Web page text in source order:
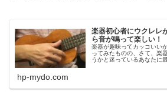
楽器初心者にウクレレ
ら音が鳴って楽しい！
楽器が趣味ってカッコいい
ってみたものの、さて、楽
うかと迷っているあなたに
hp-mydo.com